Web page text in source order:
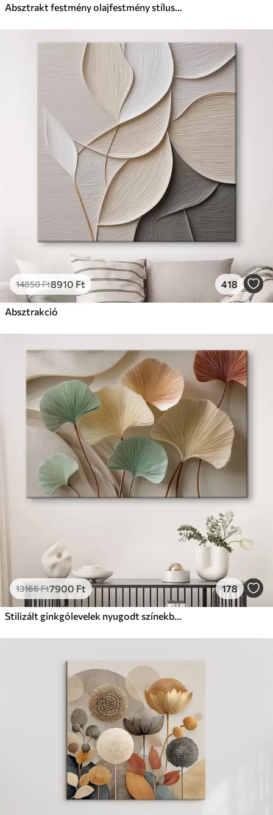
Absztrakt festmény olajfestmény stílusban
14850Ft8910 Ft 418
Absztrakció
13166Ft7900 Ft 178
Stilizált ginkgólevelek nyugodt színekben